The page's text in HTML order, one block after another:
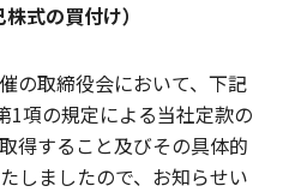
式の買付け）
の取締役会において、下記
1項の規定による当社定款の
得すること及びその具体的
しましたので、お知らせい